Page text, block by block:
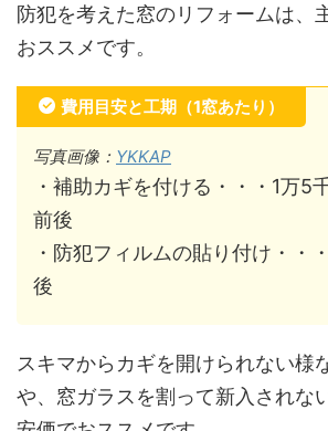
防犯を考えた窓のリフォームは、
おススメです。
費用目安と工期（1窓あたり）
写真画像： YKKAP
・補助カギを付ける・・・1万5
前後
・防犯フィルムの貼り付け・・
後
スキマからカギを開けられない様
や、窓ガラスを割って新入されな